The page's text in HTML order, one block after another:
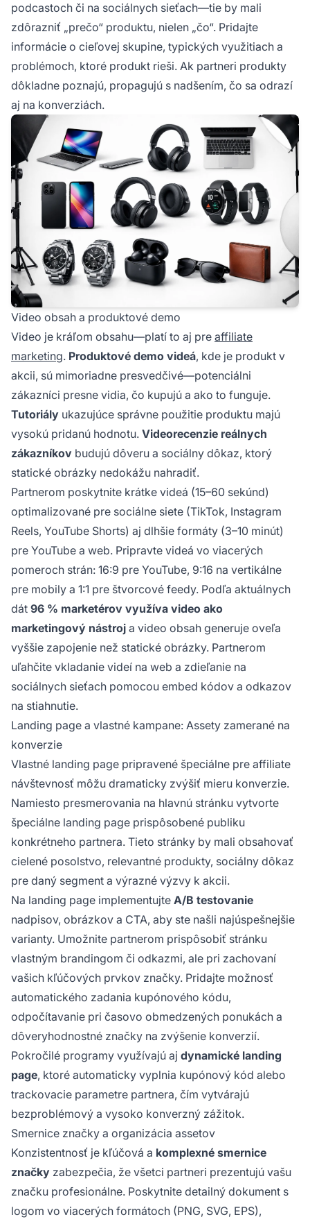
podcastoch či na sociálnych sieťach—tie by mali
zdôrazniť „prečo“ produktu, nielen „čo“. Pridajte
informácie o cieľovej skupine, typických využitiach a
problémoch, ktoré produkt rieši. Ak partneri produkty
dôkladne poznajú, propagujú s nadšením, čo sa odrazí
aj na konverziách.
Video obsah a produktové demo
Video je kráľom obsahu—platí to aj pre affiliate
marketing. Produktové demo videá, kde je produkt v
akcii, sú mimoriadne presvedčivé—potenciálni
zákazníci presne vidia, čo kupujú a ako to funguje.
Tutoriály ukazujúce správne použitie produktu majú
vysokú pridanú hodnotu. Videorecenzie reálnych
zákazníkov budujú dôveru a sociálny dôkaz, ktorý
statické obrázky nedokážu nahradiť.
Partnerom poskytnite krátke videá (15–60 sekúnd)
optimalizované pre sociálne siete (TikTok, Instagram
Reels, YouTube Shorts) aj dlhšie formáty (3–10 minút)
pre YouTube a web. Pripravte videá vo viacerých
pomeroch strán: 16:9 pre YouTube, 9:16 na vertikálne
pre mobily a 1:1 pre štvorcové feedy. Podľa aktuálnych
dát 96 % marketérov využíva video ako
marketingový nástroj a video obsah generuje oveľa
vyššie zapojenie než statické obrázky. Partnerom
uľahčite vkladanie videí na web a zdieľanie na
sociálnych sieťach pomocou embed kódov a odkazov
na stiahnutie.
Landing page a vlastné kampane: Assety zamerané na
konverzie
Vlastné landing page pripravené špeciálne pre affiliate
návštevnosť môžu dramaticky zvýšiť mieru konverzie.
Namiesto presmerovania na hlavnú stránku vytvorte
špeciálne landing page prispôsobené publiku
konkrétneho partnera. Tieto stránky by mali obsahovať
cielené posolstvo, relevantné produkty, sociálny dôkaz
pre daný segment a výrazné výzvy k akcii.
Na landing page implementujte A/B testovanie
nadpisov, obrázkov a CTA, aby ste našli najúspešnejšie
varianty. Umožnite partnerom prispôsobiť stránku
vlastným brandingom či odkazmi, ale pri zachovaní
vašich kľúčových prvkov značky. Pridajte možnosť
automatického zadania kupónového kódu,
odpočítavanie pri časovo obmedzených ponukách a
dôveryhodnostné značky na zvýšenie konverzií.
Pokročilé programy využívajú aj dynamické landing
page, ktoré automaticky vyplnia kupónový kód alebo
trackovacie parametre partnera, čím vytvárajú
bezproblémový a vysoko konverzný zážitok.
Smernice značky a organizácia assetov
Konzistentnosť je kľúčová a komplexné smernice
značky zabezpečia, že všetci partneri prezentujú vašu
značku profesionálne. Poskytnite detailný dokument s
logom vo viacerých formátoch (PNG, SVG, EPS),